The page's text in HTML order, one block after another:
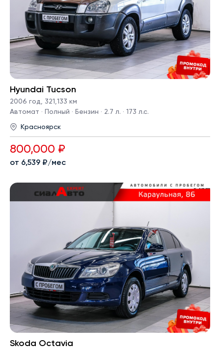
Hyundai Tucson
2006 год, 321,133 км
Автомат · Полный · Бензин · 2.7 л. · 173 л.с.
Красноярск
800,000 ₽
от 6,539 ₽/мес
Skoda Octavia